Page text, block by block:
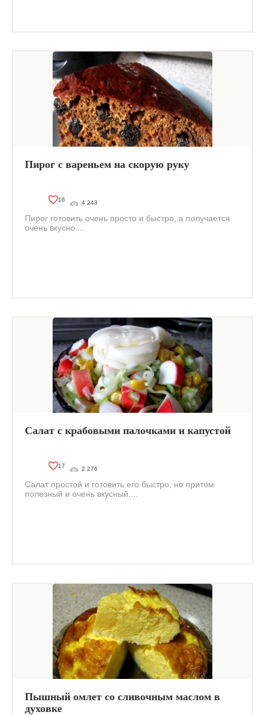
Пирог с вареньем на скорую руку
16 4 243
Пирог готовить очень просто и быстро, а получается
очень вкусно....
Салат с крабовыми палочками и капустой
17 2 276
Салат простой и готовить его быстро, но притом
полезный и очень вкусный....
Пышный омлет со сливочным маслом в
духовке